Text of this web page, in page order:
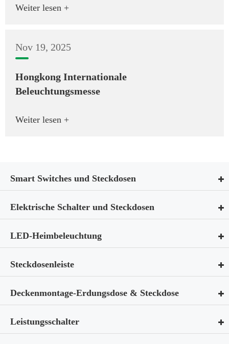
Weiter lesen +
Nov 19, 2025
Hongkong Internationale
Beleuchtungsmesse
Weiter lesen +
Smart Switches und Steckdosen
Elektrische Schalter und Steckdosen
LED-Heimbeleuchtung
Steckdosenleiste
Deckenmontage-Erdungsdose & Steckdose
Leistungsschalter